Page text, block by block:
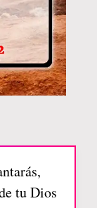
tu Dios